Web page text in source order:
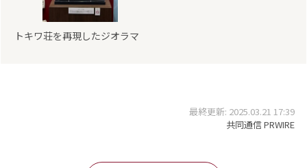
トキワ荘を再現したジオラマ
最終更新: 2025.03.21 17:39
共同通信 PRWIRE